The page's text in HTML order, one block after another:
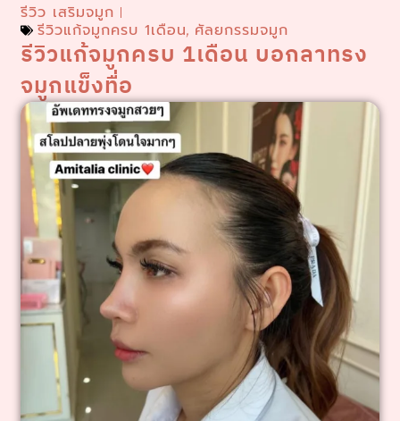
รีวิว เสริมจมูก
รีวิวแก้จมูกครบ 1เดือน, ศัลยกรรมจมูก
รีวิวแก้จมูกครบ 1เดือน บอกลาทรง
จมูกแข็งทื่อ